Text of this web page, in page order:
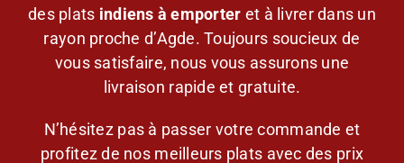
des plats indiens à emporter et à livrer dans un
rayon proche d’Agde. Toujours soucieux de
vous satisfaire, nous vous assurons une
livraison rapide et gratuite.
N’hésitez pas à passer votre commande et
profitez de nos meilleurs plats avec des prix